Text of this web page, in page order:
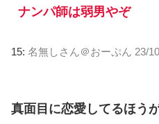
ナンパ師は弱男やぞ
15: 名無しさん＠おーぷん 23/
真面目に恋愛してるほう